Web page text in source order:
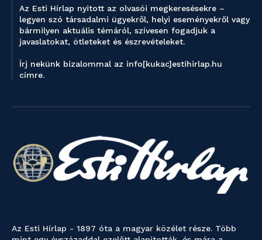
Az Esti Hírlap nyitott az olvasói megkeresésekre –
legyen szó társadalmi ügyekről, helyi eseményekről vagy
bármilyen aktuális témáról, szívesen fogadjuk a
javaslatokat, ötleteket és észrevételeket.
Írj nekünk bizalommal az info[kukac]estihirlap.hu
címre.
Az Esti Hírlap - 1897 óta a magyar közélet része. Több